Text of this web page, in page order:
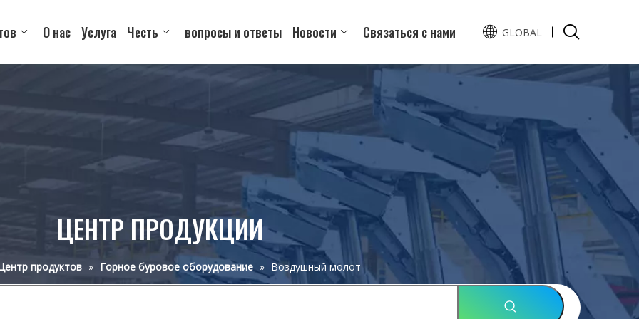
О нас Услуга Честь вопросы и ответы Новости Связаться с нами GLOBAL
Español
ЦЕНТР ПРОДУКЦИИ
продуктов » Горное буровое оборудование » Воздушный молот